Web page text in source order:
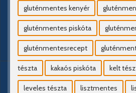
gluténmentes kenyér
gluténmentes piskóta
gluténmentesrecept
tészta kakaós piskóta kelt
leveles tészta lisztmentes